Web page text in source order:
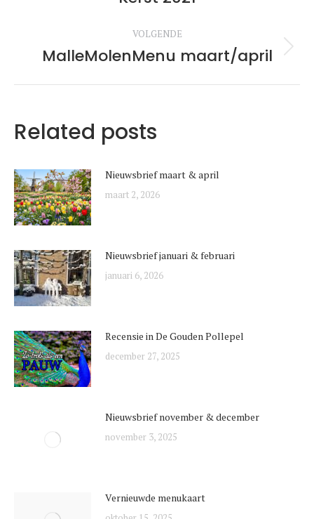
VOLGENDE
Volgende
MalleMolenMenu maart/april
Related posts
Nieuwsbrief maart & april
maart 2, 2026
Nieuwsbrief januari & februari
januari 6, 2026
Recensie in De Gouden Pollepel
december 27, 2025
Nieuwsbrief november & december
november 3, 2025
Vernieuwde menukaart